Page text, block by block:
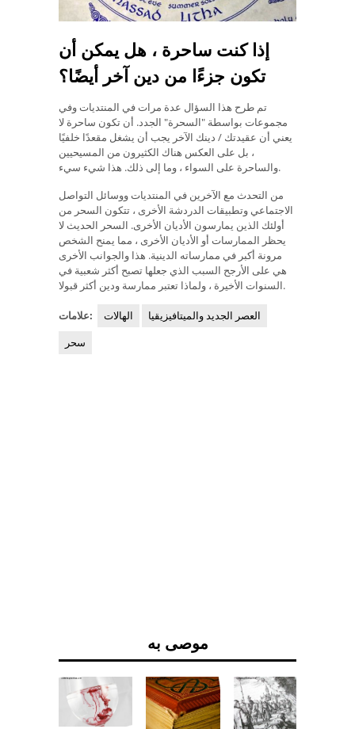
إذا كنت ساحرة ، هل يمكن أن
تكون جزءًا من دين آخر أيضًا؟
تم طرح هذا السؤال عدة مرات في المنتديات وفي
مجموعات بواسطة "السحرة" الجدد. أن تكون ساحرة لا
يعني أن عقيدتك / دينك الآخر يجب أن يشغل مقعدًا خلفيًا
، بل على العكس هناك الكثيرون من المسيحيين
والساحرة على السواء ، وما إلى ذلك. هذا شيء سيء.
من التحدث مع الآخرين في المنتديات ووسائل التواصل
الاجتماعي وتطبيقات الدردشة الأخرى ، تتكون السحر من
أولئك الذين يمارسون الأديان الأخرى. السحر الحديث لا
يحظر الممارسات أو الأديان الأخرى ، مما يمنح الشخص
مرونة أكبر في ممارساته الدينية. هذا والجوانب الأخرى
هي على الأرجح السبب الذي جعلها تصبح أكثر شعبية في
السنوات الأخيرة ، ولماذا تعتبر ممارسة ودين أكثر قبولا.
علامات: الهالات
العصر الجديد والميتافيزيقيا
سحر
موصى به